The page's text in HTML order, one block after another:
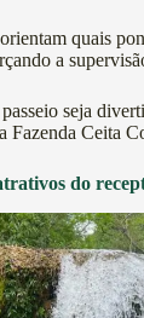
quais
a
seja
Fazenda Ceita
do